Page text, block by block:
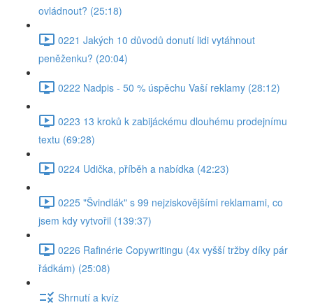
ovládnout? (25:18)
0221 Jakých 10 důvodů donutí lidi vytáhnout
peněženku? (20:04)
0222 Nadpis - 50 % úspěchu Vaší reklamy (28:12)
0223 13 kroků k zabijáckému dlouhému prodejnímu
textu (69:28)
0224 Udička, příběh a nabídka (42:23)
0225 "Švindlák" s 99 nejziskovějšími reklamami, co
jsem kdy vytvořil (139:37)
0226 Rafinérie Copywritingu (4x vyšší tržby díky pár
řádkám) (25:08)
Shrnutí a kvíz